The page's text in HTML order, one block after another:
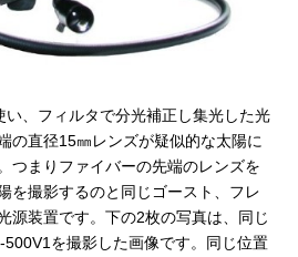
、フィルタで分光補正し集光した光
の直径15㎜レンズが疑似的な太陽に
つまりファイバーの先端のレンズを
を撮影するのと同じゴースト、フレ
源装置です。下の2枚の写真は、同じ
を撮影した画像です。同じ位置